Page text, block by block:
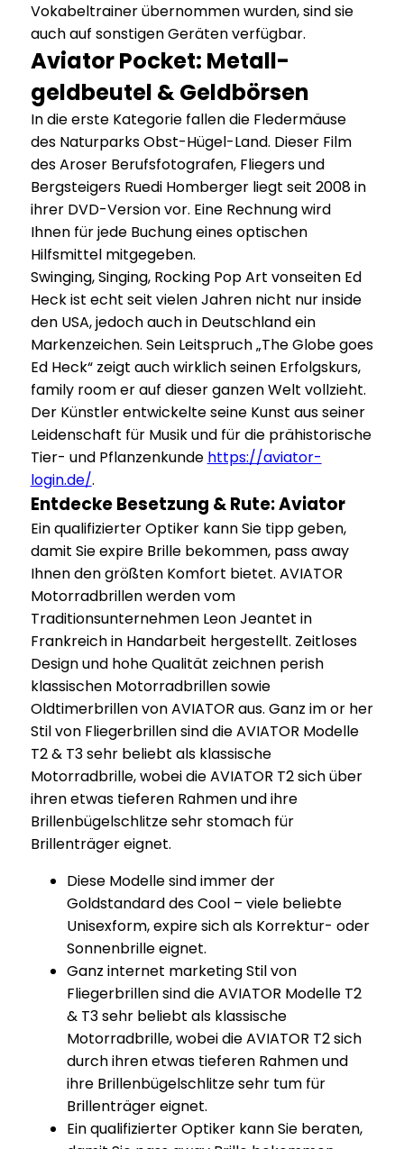
Vokabeltrainer übernommen wurden, sind sie
auch auf sonstigen Geräten verfügbar.
Aviator Pocket: Metall-
geldbeutel & Geldbörsen
In die erste Kategorie fallen die Fledermäuse
des Naturparks Obst-Hügel-Land. Dieser Film
des Aroser Berufsfotografen, Fliegers und
Bergsteigers Ruedi Homberger liegt seit 2008 in
ihrer DVD-Version vor. Eine Rechnung wird
Ihnen für jede Buchung eines optischen
Hilfsmittel mitgegeben.
Swinging, Singing, Rocking Pop Art vonseiten Ed
Heck ist echt seit vielen Jahren nicht nur inside
den USA, jedoch auch in Deutschland ein
Markenzeichen. Sein Leitspruch „The Globe goes
Ed Heck“ zeigt auch wirklich seinen Erfolgskurs,
family room er auf dieser ganzen Welt vollzieht.
Der Künstler entwickelte seine Kunst aus seiner
Leidenschaft für Musik und für die prähistorische
Tier- und Pflanzenkunde https://aviator-
login.de/.
Entdecke Besetzung & Rute: Aviator
Ein qualifizierter Optiker kann Sie tipp geben,
damit Sie expire Brille bekommen, pass away
Ihnen den größten Komfort bietet. AVIATOR
Motorradbrillen werden vom
Traditionsunternehmen Leon Jeantet in
Frankreich in Handarbeit hergestellt. Zeitloses
Design und hohe Qualität zeichnen perish
klassischen Motorradbrillen sowie
Oldtimerbrillen von AVIATOR aus. Ganz im or her
Stil von Fliegerbrillen sind die AVIATOR Modelle
T2 & T3 sehr beliebt als klassische
Motorradbrille, wobei die AVIATOR T2 sich über
ihren etwas tieferen Rahmen und ihre
Brillenbügelschlitze sehr stomach für
Brillenträger eignet.
Diese Modelle sind immer der
Goldstandard des Cool – viele beliebte
Unisexform, expire sich als Korrektur- oder
Sonnenbrille eignet.
Ganz internet marketing Stil von
Fliegerbrillen sind die AVIATOR Modelle T2
& T3 sehr beliebt als klassische
Motorradbrille, wobei die AVIATOR T2 sich
durch ihren etwas tieferen Rahmen und
ihre Brillenbügelschlitze sehr tum für
Brillenträger eignet.
Ein qualifizierter Optiker kann Sie beraten,